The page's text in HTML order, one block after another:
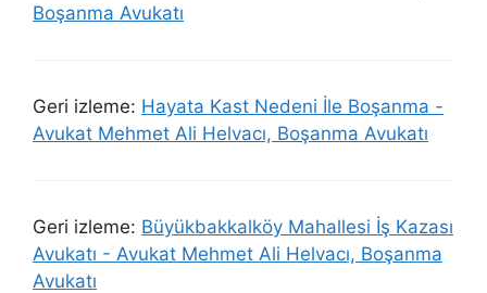
Boşanma Avukatı
Geri izleme: Hayata Kast Nedeni İle Boşanma -
Avukat Mehmet Ali Helvacı, Boşanma Avukatı
Geri izleme: Büyükbakkalköy Mahallesi İş Kazası
Avukatı - Avukat Mehmet Ali Helvacı, Boşanma
Avukatı